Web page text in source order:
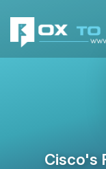
Cisco's